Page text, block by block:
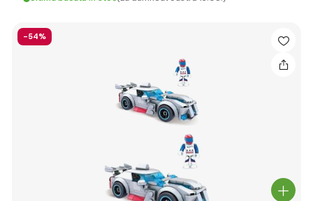
-54%